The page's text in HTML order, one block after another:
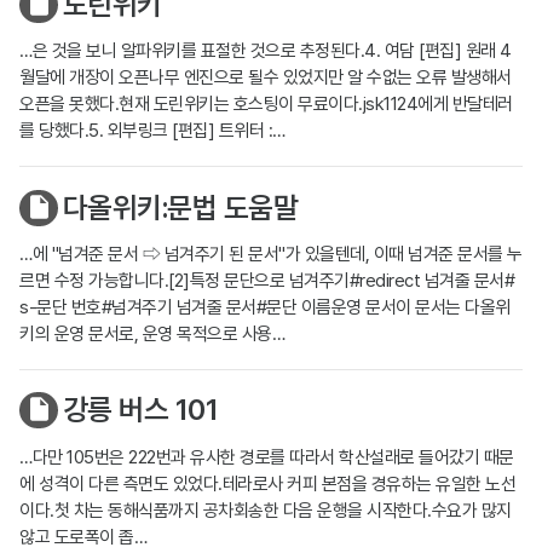
…은 것을 보니 알파위키를 표절한 것으로 추정된다.4. 여담 [편집] 원래 4
월달에 개장이 오픈나무 엔진으로 될수 있었지만 알 수없는 오류 발생해서
오픈을 못했다.현재 도린위키는 호스팅이 무료이다.jsk1124에게 반달테러
를 당했다.5. 외부링크 [편집] 트위터 :…
다올위키:문법 도움말
…에 "넘겨준 문서 ⇨ 넘겨주기 된 문서"가 있을텐데, 이때 넘겨준 문서를 누
르면 수정 가능합니다.[2]특정 문단으로 넘겨주기#redirect 넘겨줄 문서#
s-문단 번호#넘겨주기 넘겨줄 문서#문단 이름운영 문서이 문서는 다올위
키의 운영 문서로, 운영 목적으로 사용…
강릉 버스 101
…다만 105번은 222번과 유사한 경로를 따라서 학산설래로 들어갔기 때문
에 성격이 다른 측면도 있었다.테라로사 커피 본점을 경유하는 유일한 노선
이다.첫 차는 동해식품까지 공차회송한 다음 운행을 시작한다.수요가 많지
않고 도로폭이 좁…